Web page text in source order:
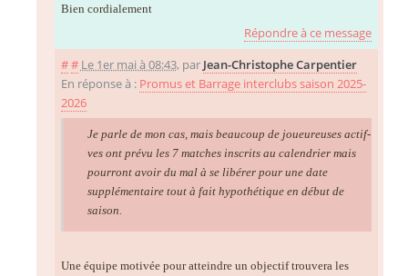
Bien cordialement
Répondre à ce message
## Le 1er mai à 08:43, par Jean-Christophe Carpentier
En réponse à : Promus et Barrage interclubs saison 2025-
2026
Je parle de mon cas, mais beaucoup de joueureuses actif-
ves ont prévu les 7 matches inscrits au calendrier mais
pourront avoir du mal à se libérer pour une date
supplémentaire tout à fait hypothétique en début de
saison.
Une équipe motivée pour atteindre un objectif trouvera les